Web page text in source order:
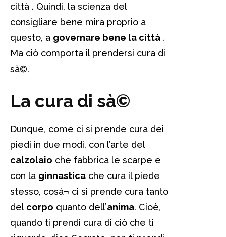
città . Quindi, la scienza del
consigliare bene mira proprio a
questo, a governare bene la città .
Ma ciò comporta il prendersi cura di
sà©.
La cura di sà©
Dunque, come ci si prende cura dei
piedi in due modi, con l’arte del
calzolaio che fabbrica le scarpe e
con la ginnastica che cura il piede
stesso, cosà¬ ci si prende cura tanto
del corpo quanto dell’anima. Cioè,
quando ti prendi cura di ciò che ti